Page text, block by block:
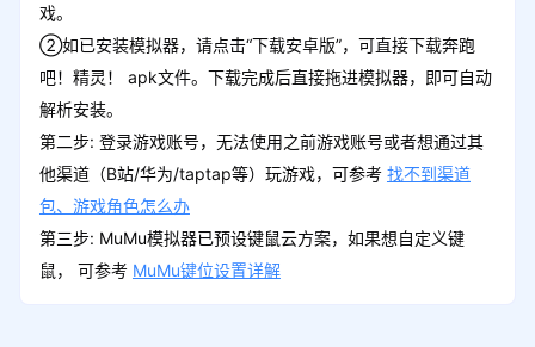
戏。
②如已安装模拟器，请点击“下载安卓版”，可直接下载奔跑
吧！精灵！ apk文件。下载完成后直接拖进模拟器，即可自动
解析安装。
第二步: 登录游戏账号，无法使用之前游戏账号或者想通过其
他渠道（B站/华为/taptap等）玩游戏，可参考 找不到渠道
包、游戏角色怎么办
第三步: MuMu模拟器已预设键鼠云方案，如果想自定义键
鼠， 可参考 MuMu键位设置详解